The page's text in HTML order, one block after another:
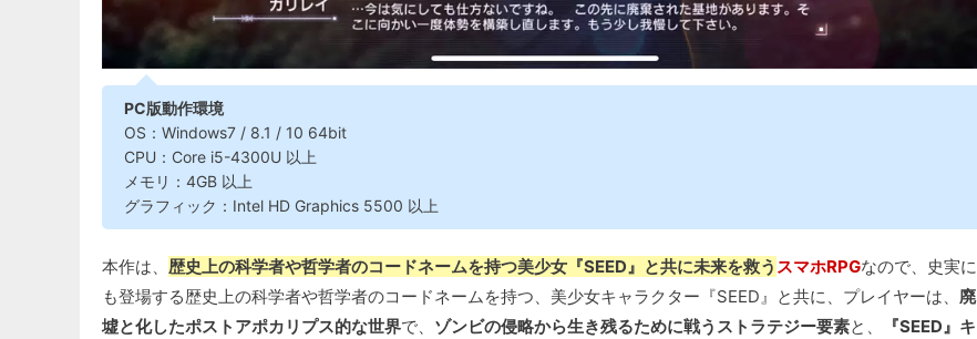
PC版動作環境
OS：Windows7 / 8.1 / 10 64bit
CPU：Core i5-4300U 以上
メモリ：4GB 以上
グラフィック：Intel HD Graphics 5500 以上
本作は、 歴史上の科学者や哲学者のコードネームを持つ美少女『SEED』と共に未来を救う スマホRPGなので、史実に
も登場する歴史上の科学者や哲学者のコードネームを持つ、美少女キャラクター『SEED』と共に、プレイヤーは、 廃
墟と化したポストアポカリプス的な世界で、 ゾンビの侵略から生き残るために戦うストラテジー要素と、
『SEED』キ